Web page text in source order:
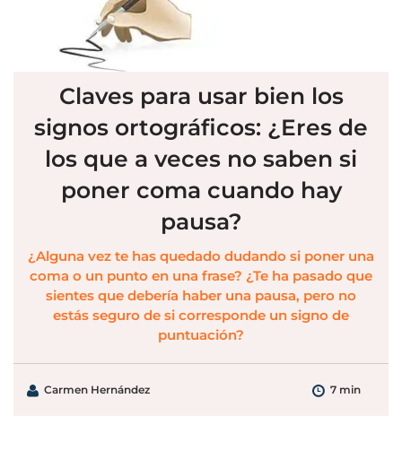
Claves para usar bien los
signos ortográficos: ¿Eres de
los que a veces no saben si
poner coma cuando hay
pausa?
¿Alguna vez te has quedado dudando si poner una
coma o un punto en una frase? ¿Te ha pasado que
sientes que debería haber una pausa, pero no
estás seguro de si corresponde un signo de
puntuación?
Carmen Hernández 7 min